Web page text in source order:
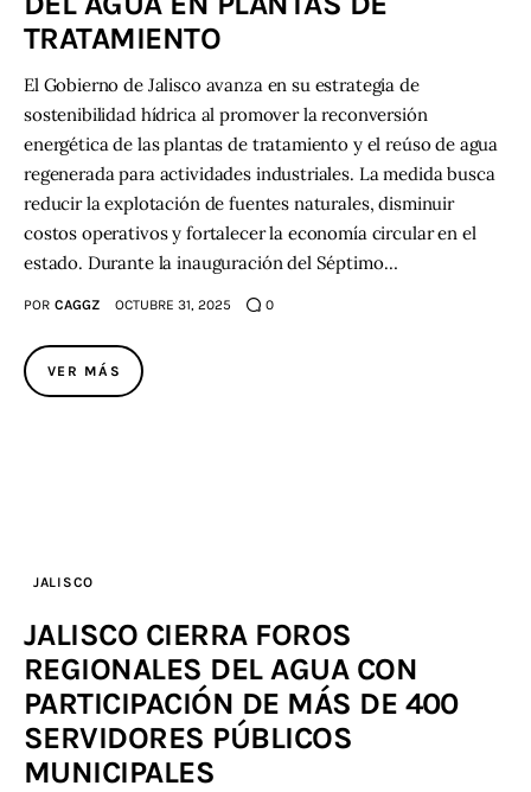
TRATAMIENTO
El Gobierno de Jalisco avanza en su estrategia de
sostenibilidad hídrica al promover la reconversión
energética de las plantas de tratamiento y el reúso de agua
regenerada para actividades industriales. La medida busca
reducir la explotación de fuentes naturales, disminuir
costos operativos y fortalecer la economía circular en el
estado. Durante la inauguración del Séptimo…
POR CAGGZ OCTUBRE 31, 2025 0
VER MÁS
JALISCO
JALISCO CIERRA FOROS
REGIONALES DEL AGUA CON
PARTICIPACIÓN DE MÁS DE 400
SERVIDORES PÚBLICOS
MUNICIPALES